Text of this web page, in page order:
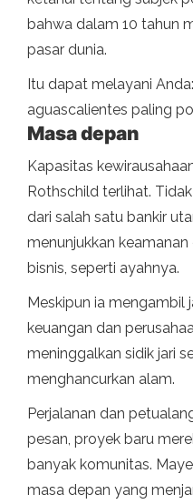
bahwa dalam 10 tahun
pasar dunia.
Itu dapat melayani
aguascalientes paling
Masa depan
Kapasitas
Rothschild terlihat.
dari salah satu bankir
menunjukkan
bisnis, seperti ayahnya.
Meskipun ia mengambil
keuangan dan
meninggalkan sidik jari
menghancurkan alam.
Perjalanan dan
pesan, proyek baru
banyak komunitas.
masa depan yang